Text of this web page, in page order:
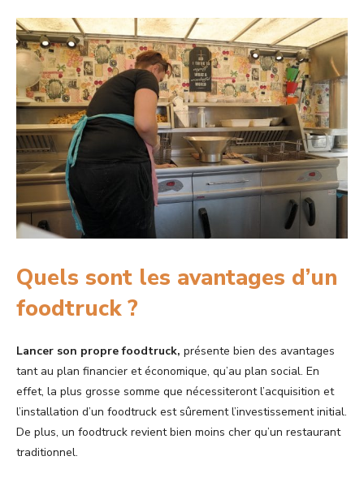
Quels sont les avantages d’un
foodtruck ?
Lancer son propre foodtruck, présente bien des avantages
tant au plan financier et économique, qu’au plan social. En
effet, la plus grosse somme que nécessiteront l’acquisition et
l’installation d’un foodtruck est sûrement l’investissement initial.
De plus, un foodtruck revient bien moins cher qu’un restaurant
traditionnel.